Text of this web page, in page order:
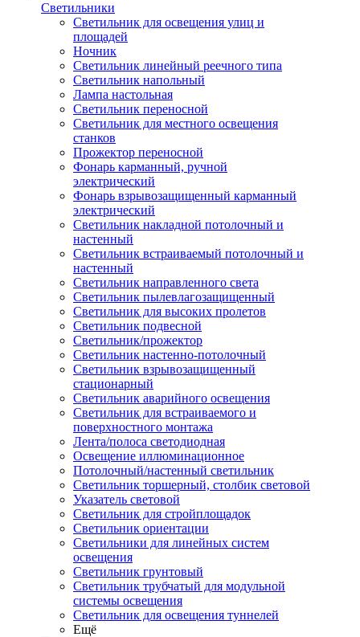
Светильники
Светильник для освещения улиц и
площадей
Ночник
Светильник линейный реечного типа
Светильник напольный
Лампа настольная
Светильник переносной
Светильник для местного освещения
станков
Прожектор переносной
Фонарь карманный, ручной
электрический
Фонарь взрывозащищенный карманный
электрический
Светильник накладной потолочный и
настенный
Светильник встраиваемый потолочный и
настенный
Светильник направленного света
Светильник пылевлагозащищенный
Светильник для высоких пролетов
Светильник подвесной
Светильник/прожектор
Светильник настенно-потолочный
Светильник взрывозащищенный
стационарный
Светильник аварийного освещения
Светильник для встраиваемого и
поверхностного монтажа
Лента/полоса светодиодная
Освещение иллюминационное
Потолочный/настенный светильник
Светильник торшерный, столбик световой
Указатель световой
Светильник для стройплощадок
Светильник ориентации
Светильники для линейных систем
освещения
Светильник грунтовый
Светильник трубчатый для модульной
системы освещения
Светильник для освещения туннелей
Ещё